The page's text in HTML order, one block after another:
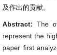
及作出的贡献。
Abstract:The
represent the
paper first